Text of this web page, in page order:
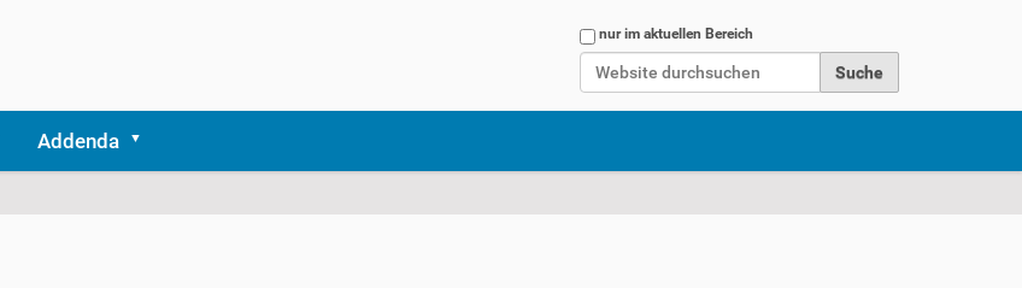
Website durchsuchen
nur im aktuellen Bereich
Addenda